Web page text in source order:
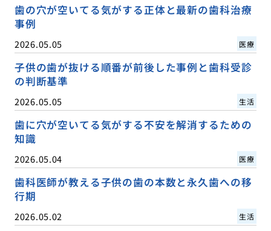
歯の穴が空いてる気がする正体と最新の歯科治療
事例
2026.05.05 医療
子供の歯が抜ける順番が前後した事例と歯科受診
の判断基準
2026.05.05 生活
歯に穴が空いてる気がする不安を解消するための
知識
2026.05.04 医療
歯科医師が教える子供の歯の本数と永久歯への移
行期
2026.05.02 生活